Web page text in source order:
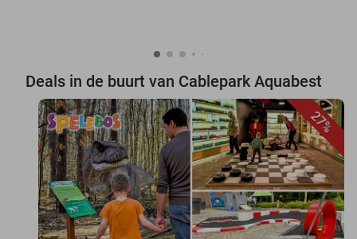
Deals in de buurt van Cablepark Aquabest
27%